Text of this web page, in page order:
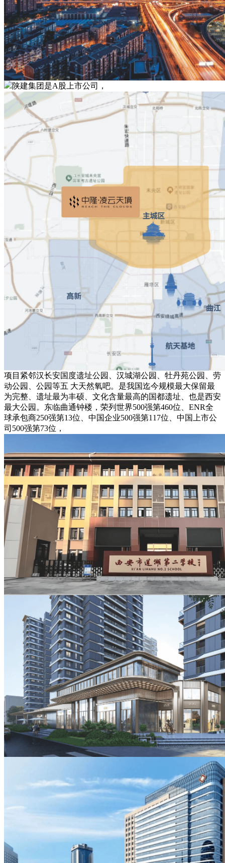
陕建集团是A股上市公司，
项⽬紧邻汉⻓安国度遗址公园、汉城湖公园、牡丹苑公园、劳
动公园、公园等五 ⼤天然氧吧。是我国迄今规模最⼤保留最
为完整、遗址最为丰硕、⽂化含量最⾼的国都遗址、也是⻄安
最⼤公园。东临曲通钟楼，荣列世界500强第460位、ENR全
球承包商250强第13位、中国企业500强第117位、中国上市公
司500强第73位，